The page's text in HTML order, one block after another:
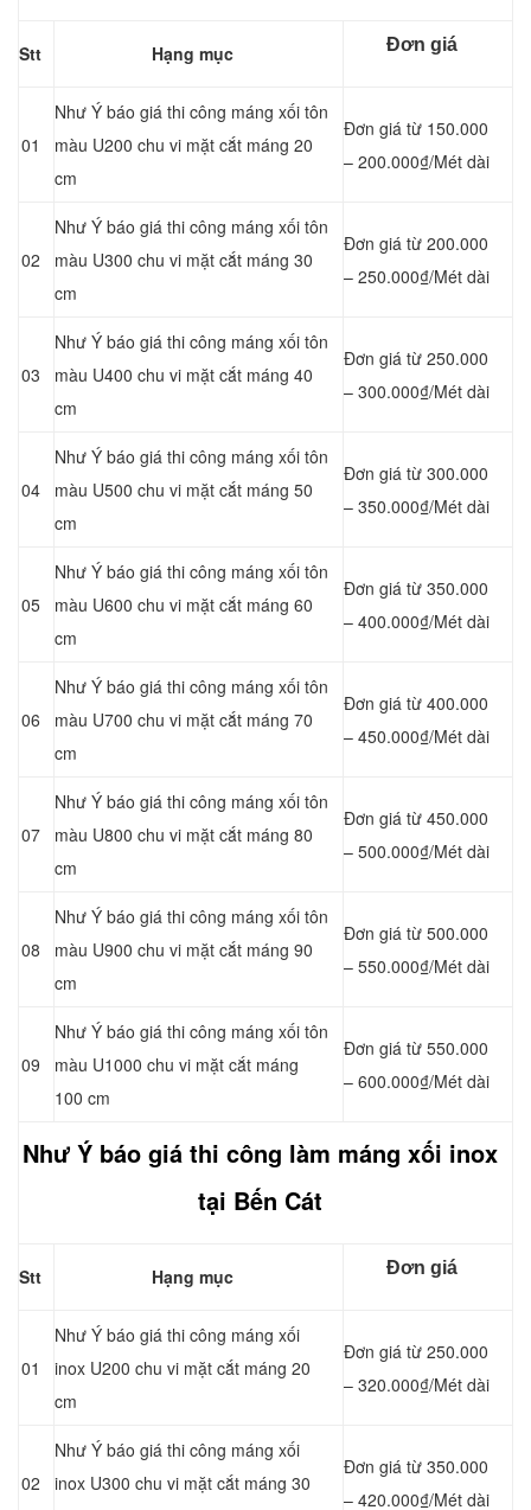
Stt Hạng mục Đơn giá
01
Như Ý báo giá thi công máng xối tôn
màu U200 chu vi mặt cắt máng 20
cm
Đơn giá từ 150.000
– 200.000₫/Mét dài
02
Như Ý báo giá thi công máng xối tôn
màu U300 chu vi mặt cắt máng 30
cm
Đơn giá từ 200.000
– 250.000₫/Mét dài
03
Như Ý báo giá thi công máng xối tôn
màu U400 chu vi mặt cắt máng 40
cm
Đơn giá từ 250.000
– 300.000₫/Mét dài
04
Như Ý báo giá thi công máng xối tôn
màu U500 chu vi mặt cắt máng 50
cm
Đơn giá từ 300.000
– 350.000₫/Mét dài
05
Như Ý báo giá thi công máng xối tôn
màu U600 chu vi mặt cắt máng 60
cm
Đơn giá từ 350.000
– 400.000₫/Mét dài
06
Như Ý báo giá thi công máng xối tôn
màu U700 chu vi mặt cắt máng 70
cm
Đơn giá từ 400.000
– 450.000₫/Mét dài
07
Như Ý báo giá thi công máng xối tôn
màu U800 chu vi mặt cắt máng 80
cm
Đơn giá từ 450.000
– 500.000₫/Mét dài
08
Như Ý báo giá thi công máng xối tôn
màu U900 chu vi mặt cắt máng 90
cm
Đơn giá từ 500.000
– 550.000₫/Mét dài
09
Như Ý báo giá thi công máng xối tôn
màu U1000 chu vi mặt cắt máng
100 cm
Đơn giá từ 550.000
– 600.000₫/Mét dài
Như Ý báo giá thi công làm máng xối inox
tại Bến Cát
Stt Hạng mục Đơn giá
01
Như Ý báo giá thi công máng xối
inox U200 chu vi mặt cắt máng 20
cm
Đơn giá từ 250.000
– 320.000₫/Mét dài
02
Như Ý báo giá thi công máng xối
inox U300 chu vi mặt cắt máng 30
Đơn giá từ 350.000
– 420.000₫/Mét dài